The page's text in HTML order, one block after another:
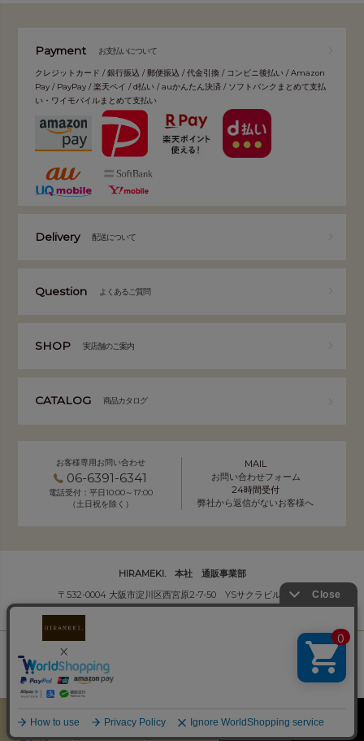
Payment お支払いについて
クレジットカード / 銀行振込 / 郵便振込 / 代金引換 / コンビニ後払い / Amazon
Pay / PayPay / 楽天ペイ / d払い / auかんたん決済 / ソフトバンクまとめて支払
い・ワイモバイルまとめて支払い
Delivery 配送について
Question よくあるご質問
SHOP 実店舗のご案内
CATALOG 商品カタログ
お客様専用お問い合わせ
06-6391-6341
電話受付：平日10:00～17:00
（土日祝を除く）
MAIL
お問い合わせフォーム
24時間受付
弊社から返信がないお客様へ
HIRAMEKI. 本社 通販事業部
〒532-0004 大阪市淀川区西宮原2-7-50 YSサクラビル B1F
株式会社サクラ衣料 HIRAMEKI.事業部
Copyright (C) HIRAMEKI. All Rights Reserved.
ログイン